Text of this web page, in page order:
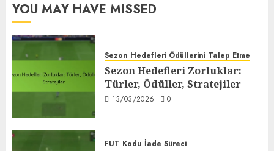
YOU MAY HAVE MISSED
Sezon Hedefleri Ödüllerini Talep Etme
Sezon Hedefleri Zorluklar:
Türler, Ödüller, Stratejiler
13/03/2026 0
FUT Kodu İade Süreci